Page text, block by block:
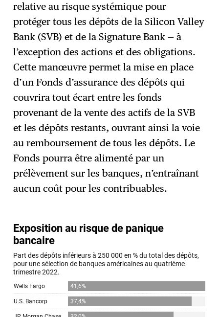
relative au risque systémique pour
protéger tous les dépôts de la Silicon Valley
Bank (SVB) et de la Signature Bank — à
l’exception des actions et des obligations.
Cette manœuvre permet la mise en place
d’un Fonds d’assurance des dépôts qui
couvrira tout écart entre les fonds
provenant de la vente des actifs de la SVB
et les dépôts restants, ouvrant ainsi la voie
au remboursement de tous les dépôts. Le
Fonds pourra être alimenté par un
prélèvement sur les banques, n’entraînant
aucun coût pour les contribuables.